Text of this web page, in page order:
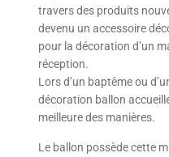
travers des produits
devenu un accessoire
pour la décoration d’un
réception.
Lors d’un baptême ou
décoration ballon
meilleure des manières.
Le ballon possède cette